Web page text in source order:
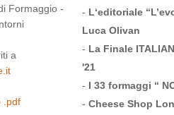
Formaggio -
a
.pdf
- L‘editoriale
Luca Olivan
- La Finale
'21
- I 33 formaggi “
- Cheese Shop